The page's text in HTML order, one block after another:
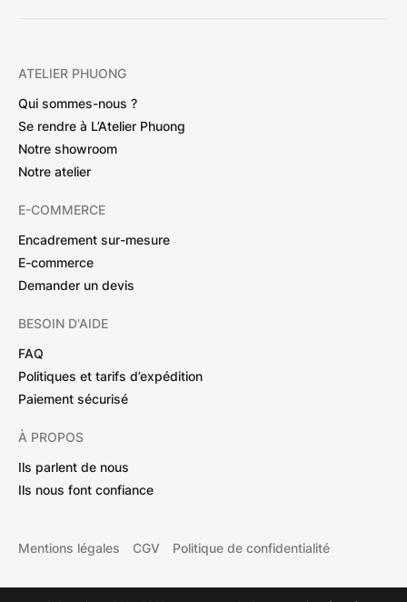
ATELIER PHUONG
Qui sommes-nous ?
Se rendre à L’Atelier Phuong
Notre showroom
Notre atelier
E-COMMERCE
Encadrement sur-mesure
E-commerce
Demander un devis
BESOIN D'AIDE
FAQ
Politiques et tarifs d’expédition
Paiement sécurisé
À PROPOS
Ils parlent de nous
Ils nous font confiance
Mentions légales CGV Politique de confidentialité